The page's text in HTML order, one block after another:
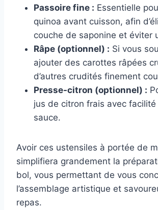
Passoire fine : Essentielle
quinoa avant cuisson, afin
couche de saponine et éviter
Râpe (optionnel) : Si vous
ajouter des carottes râpées
d’autres crudités finement
Presse-citron (optionnel) :
jus de citron frais avec facilité
sauce.
Avoir ces ustensiles à portée de
simplifiera grandement la
bol, vous permettant de vous
l’assemblage artistique et
repas.